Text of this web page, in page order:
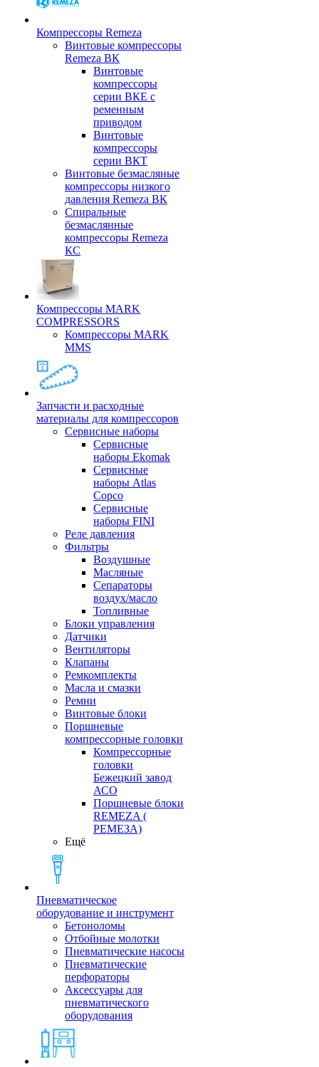
Компрессоры Remeza
Винтовые компрессоры
Remeza ВК
Винтовые
компрессоры
серии ВКЕ с
ременным
приводом
Винтовые
компрессоры
серии ВКТ
Винтовые безмасляные
компрессоры низкого
давления Remeza ВК
Спиральные
безмаслянные
компрессоры Remeza
КС
Компрессоры MARK
COMPRESSORS
Компрессоры MARK
MMS
Запчасти и расходные
материалы для компрессоров
Cервисные наборы
Сервисные
наборы Ekomak
Cервисные
наборы Atlas
Copco
Сервисные
наборы FINI
Реле давления
Фильтры
Воздушные
Масляные
Сепараторы
воздух/масло
Топливные
Блоки управления
Датчики
Вентиляторы
Клапаны
Ремкомплекты
Масла и смазки
Ремни
Винтовые блоки
Поршневые
компрессорные головки
Компрессорные
головки
Бежецкий завод
АСО
Поршневые блоки
REMEZA (
РЕМЕЗА)
Ещё
Пневматическое
оборудование и инструмент
Бетоноломы
Отбойные молотки
Пневматические насосы
Пневматические
перфораторы
Аксессуары для
пневматического
оборудования